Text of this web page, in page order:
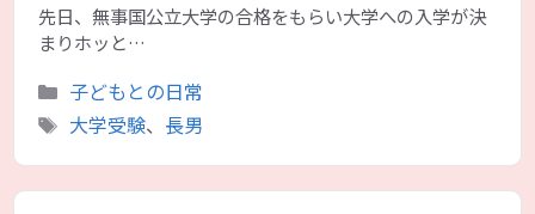
先日、無事国公立大学の合格をもらい大学への入学が決
まりホッと…
カ
テ
リ
子どもとの日常
タ
大学受験、 長男